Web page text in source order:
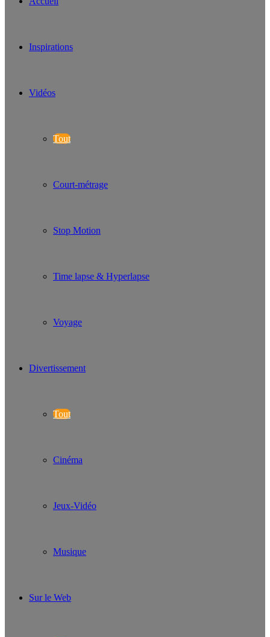
Inspirations
Vidéos
Tout
Court-métrage
Stop Motion
Time lapse & Hyperlapse
Voyage
Divertissement
Tout
Cinéma
Jeux-Vidéo
Musique
Sur le Web